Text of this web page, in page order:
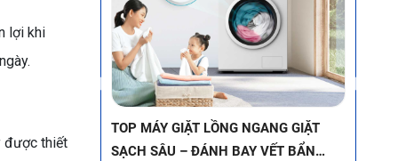
lợi khi
được thiết
TOP MÁY GIẶT LỒNG NGANG
INVERTER DƯỚI 12 TRIỆU – VỪA TIẾT